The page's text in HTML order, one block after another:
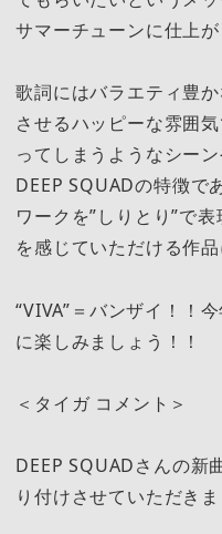
サマーチューンに仕上が
歌詞にはバラエティ豊
させるハッピーな雰囲
ってしまうようなシー
DEEP SQUADの特徴で
ワークを”しりとり”で
を感じていただける作
“VIVA”＝バンザイ！！
に楽しみましょう！！
＜タイガ コメント＞
DEEP SQUADさんの新
り付けさせていただきま